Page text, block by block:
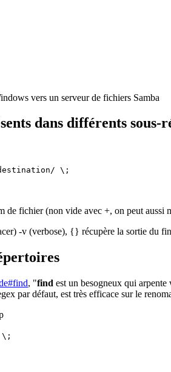
vers un serveur de fichiers Samba
dans différents sous-
\;
de fichier (non vide avec +, on peut aussi
-v (verbose), {} récupère la sortie du
, "find est un besogneux qui
par défaut, est très efficace sur le
\;